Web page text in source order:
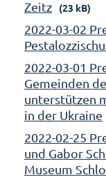
Zeitz
(23 kB)
2022-03-02
2022-03-01
Gemeinden
unterstützen
in der Ukraine
2022-02-25
und Gabor
Museum